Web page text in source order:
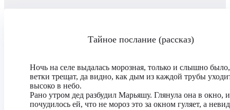
Тайное послание (рассказ)
Ночь на селе выдалась морозная, только и слышно
ветки трещат, да видно, как дым из каждой трубы
высоко в небо.
Рано утром дед разбудил Марьяшу. Глянула она в окно, и
почудилось ей, что не мороз это за окном гуляет, а